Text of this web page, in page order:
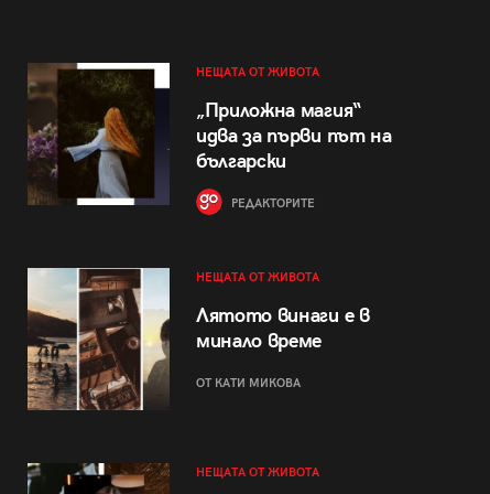
НЕЩАТА ОТ ЖИВОТА
„Приложна магия“
идва за първи път на
български
РЕДАКТОРИТЕ
НЕЩАТА ОТ ЖИВОТА
Лятото винаги е в
минало време
ОТ КАТИ МИКОВА
НЕЩАТА ОТ ЖИВОТА